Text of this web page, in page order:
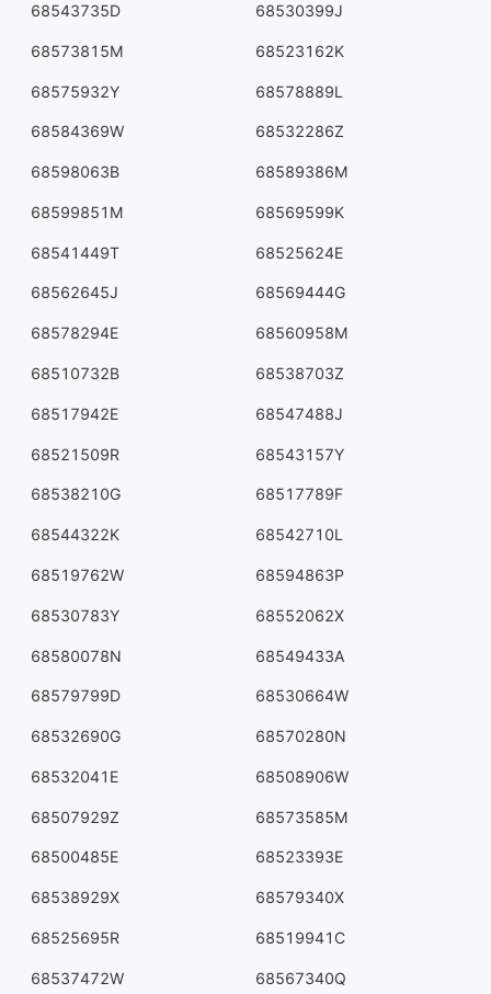
68543735D 68530399J
68573815M 68523162K
68575932Y 68578889L
68584369W 68532286Z
68598063B 68589386M
68599851M 68569599K
68541449T 68525624E
68562645J 68569444G
68578294E 68560958M
68510732B 68538703Z
68517942E 68547488J
68521509R 68543157Y
68538210G 68517789F
68544322K 68542710L
68519762W 68594863P
68530783Y 68552062X
68580078N 68549433A
68579799D 68530664W
68532690G 68570280N
68532041E 68508906W
68507929Z 68573585M
68500485E 68523393E
68538929X 68579340X
68525695R 68519941C
68537472W 68567340Q